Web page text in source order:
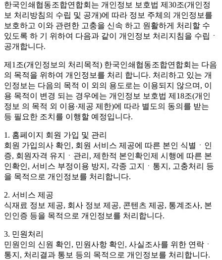
한국인쇄협동조합연합회는 개인정보 보호법 제30조(개인정
보 처리방침의 수립 및 공개)에 따라 정보 주체의 개인정보를
보호하고 이와 관련한 고충을 신속 하고 원활하게 처리할 수
있도록 하 기 위하여 다음과 같이 개인정보 처리지침을 수립ㆍ
공개합니다.
제1조(개인정보의 처리목적) 한국인쇄협동조합연합회는 다음
의 목적을 위하여 개인정보를 처리 합니다. 처리하고 있는 개
인정보는 다음의 목적 이 외의 용도로는 이용되지 않으며, 이
용 목적이 변경 되는 경우에는 개인정보 보호법 제18조(개인
정보 의 목적 외 이용·제공 제한)에 따라 별도의 동의를 받는
등 필요한 조치를 이행할 예정입니다.
1. 홈페이지 회원 가입 및 관리
회원 가입의사 확인, 회원 서비스 제공에 따른 본인 식별ㆍ인
증, 회원자격 유지ㆍ관리, 제한적 본인확인제 시행에 따른 본
인확인, 서비스 부정이용 방지, 각종 고지ㆍ통지, 고충처리 등
을 목적으로 개인정보를 처리합니다.
2. 서비스 제공
식재료 정보 제공, 회사 정보 제공, 콘텐츠 제공, 통계조사, 본
인인증 등을 목적으로 개인정보를 처리합니다.
3. 민원처리
민원인의 신원 확인, 민원사항 확인, 사실조사를 위한 연락ㆍ
통지, 처리결과 통보 등의 목적으로 개인정보를 처리합니다.